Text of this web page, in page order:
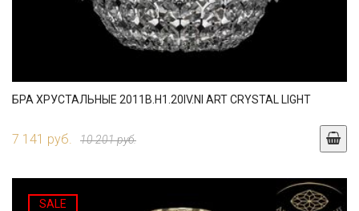
БРА ХРУСТАЛЬНЫЕ 2011B.H1.20IV.NI ART CRYSTAL LIGHT
7 141 руб. 10 201 руб.
SALE